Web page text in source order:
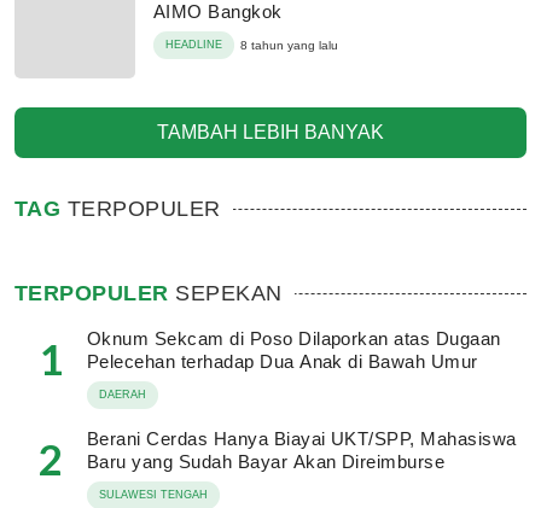
AIMO Bangkok
HEADLINE 8 tahun yang lalu
TAMBAH LEBIH BANYAK
TAG TERPOPULER
TERPOPULER SEPEKAN
1
Oknum Sekcam di Poso Dilaporkan atas Dugaan
Pelecehan terhadap Dua Anak di Bawah Umur
DAERAH
2
Berani Cerdas Hanya Biayai UKT/SPP, Mahasiswa
Baru yang Sudah Bayar Akan Direimburse
SULAWESI TENGAH